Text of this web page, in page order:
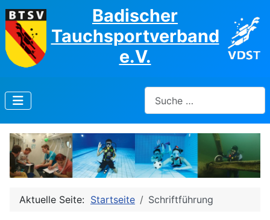
Badischer
Tauchsportverband
e.V.
Aktuelle Seite: Startseite Schriftführung